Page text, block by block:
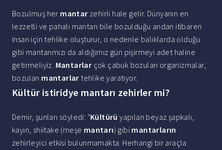
Bozulmuş her mantar zehirli hale gelir. Dünyanın en
lezzetli ve pahalı mantarı bile bozulduğu andan itibaren
insan için tehlike oluşturur, o nedenle balıklarda olduğu
gibi mantarımızı da aldığımız gün pişirmeyi adet haline
getirmeliyiz. Mantarlar çok çabuk bozulan organizmalar,
bozulan mantarlar tehlike yaratıyor.
Kültür istiridye mantarı zehirler mi?
Demir, şunları söyledi: "Kültürü yapılan beyaz şapkalı,
kayın, shiitake (meşe mantarı) gibi mantarların
zehirleyici etkisi bulunmamakta. Herhangi bir araçla